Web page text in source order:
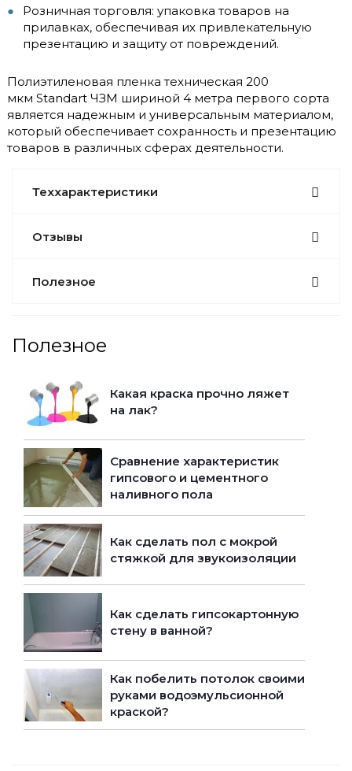
Розничная торговля: упаковка товаров на
прилавках, обеспечивая их привлекательную
презентацию и защиту от повреждений.
Полиэтиленовая пленка техническая 200
мкм Standart ЧЗМ шириной 4 метра первого сорта
является надежным и универсальным материалом,
который обеспечивает сохранность и презентацию
товаров в различных сферах деятельности.
Теххарактеристики
Отзывы
Полезное
Полезное
Какая краска прочно ляжет
на лак?
Сравнение характеристик
гипсового и цементного
наливного пола
Как сделать пол с мокрой
стяжкой для звукоизоляции
Как сделать гипсокартонную
стену в ванной?
Как побелить потолок своими
руками водоэмульсионной
краской?